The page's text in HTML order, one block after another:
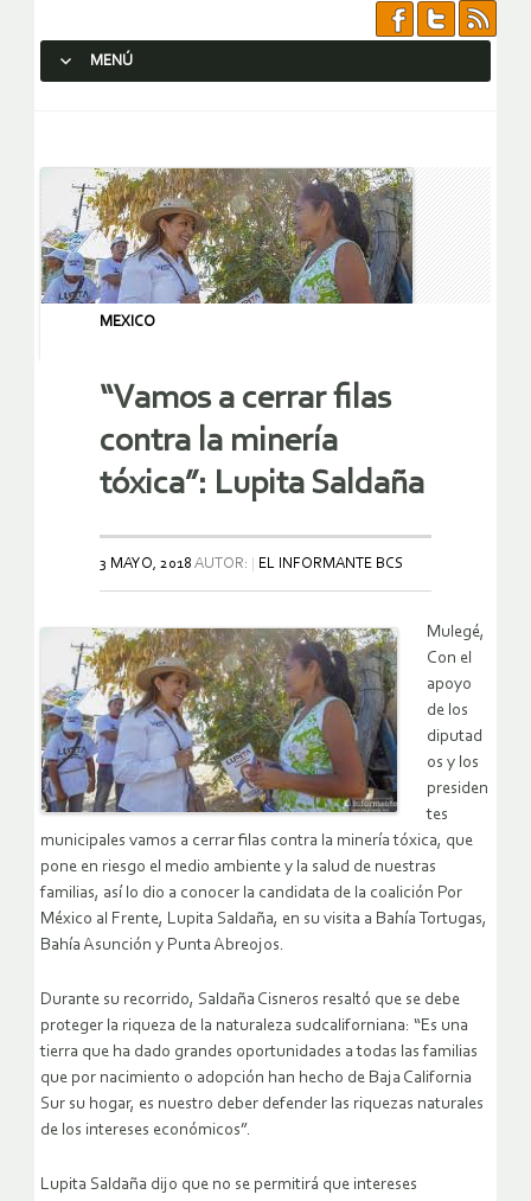
MENÚ
MEXICO
“Vamos a cerrar filas
contra la minería
tóxica”: Lupita Saldaña
3 MAYO, 2018 AUTOR: EL INFORMANTE BCS
Mulegé,
Con el
apoyo
de los
diputad
os y los
presiden
tes
municipales vamos a cerrar filas contra la minería tóxica, que
pone en riesgo el medio ambiente y la salud de nuestras
familias, así lo dio a conocer la candidata de la coalición Por
México al Frente, Lupita Saldaña, en su visita a Bahía Tortugas,
Bahía Asunción y Punta Abreojos.
Durante su recorrido, Saldaña Cisneros resaltó que se debe
proteger la riqueza de la naturaleza sudcaliforniana: “Es una
tierra que ha dado grandes oportunidades a todas las familias
que por nacimiento o adopción han hecho de Baja California
Sur su hogar, es nuestro deber defender las riquezas naturales
de los intereses económicos”.
Lupita Saldaña dijo que no se permitirá que intereses